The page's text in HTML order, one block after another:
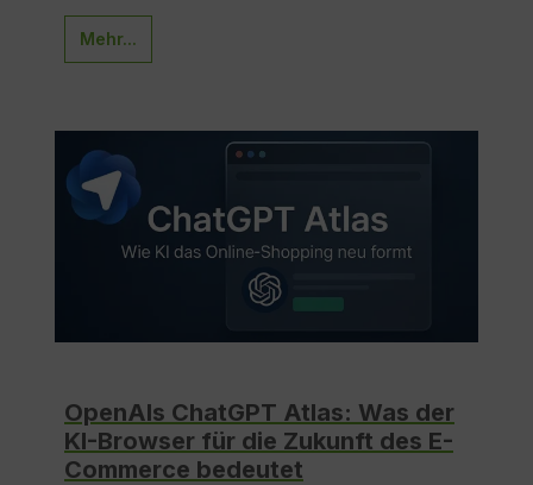
Mehr...
OpenAIs ChatGPT Atlas: Was der
KI-Browser für die Zukunft des E-
Commerce bedeutet